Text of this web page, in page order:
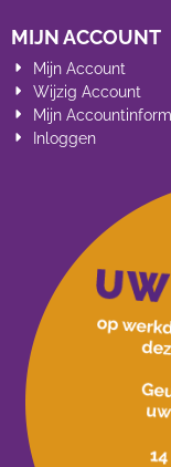
MIJN ACCOUNT
Mijn Account
Wijzig Account
Mijn
Inloggen